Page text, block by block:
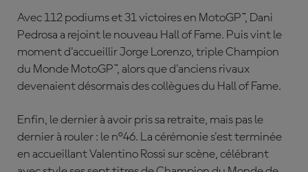
Avec 112 podiums et 31 victoires en MotoGP™, Dani
Pedrosa a rejoint le nouveau Hall of Fame. Puis vint le
moment d'accueillir Jorge Lorenzo, triple Champion
du Monde MotoGP™, alors que d'anciens rivaux
devenaient désormais des collègues du Hall of Fame.
Enfin, le dernier à avoir pris sa retraite, mais pas le
dernier à rouler : le n°46. La cérémonie s'est terminée
en accueillant Valentino Rossi sur scène, célébrant